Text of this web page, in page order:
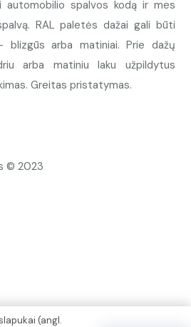
automobilio spalvos kodą ir mes
RAL paletės dažai gali būti
blizgūs arba matiniai. Prie dažų
arba matiniu laku užpildytus
Greitas pristatymas.
© 2023
(angl.